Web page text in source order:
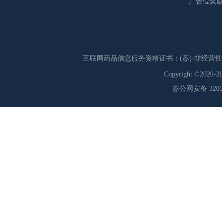
互联网药品信息服务资格证书：(苏)-非经营性
Copyright ©2020-
苏公网安备